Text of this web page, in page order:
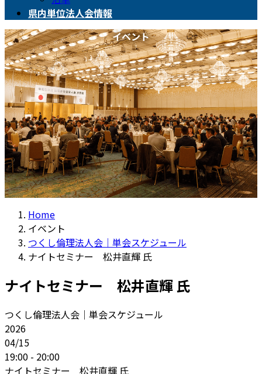
県内単位法人会情報
イベント
Home
イベント
つくし倫理法人会｜単会スケジュール
ナイトセミナー 松井直輝 氏
ナイトセミナー 松井直輝 氏
つくし倫理法人会｜単会スケジュール
2026
04/15
19:00 - 20:00
ナイトセミナー 松井直輝 氏